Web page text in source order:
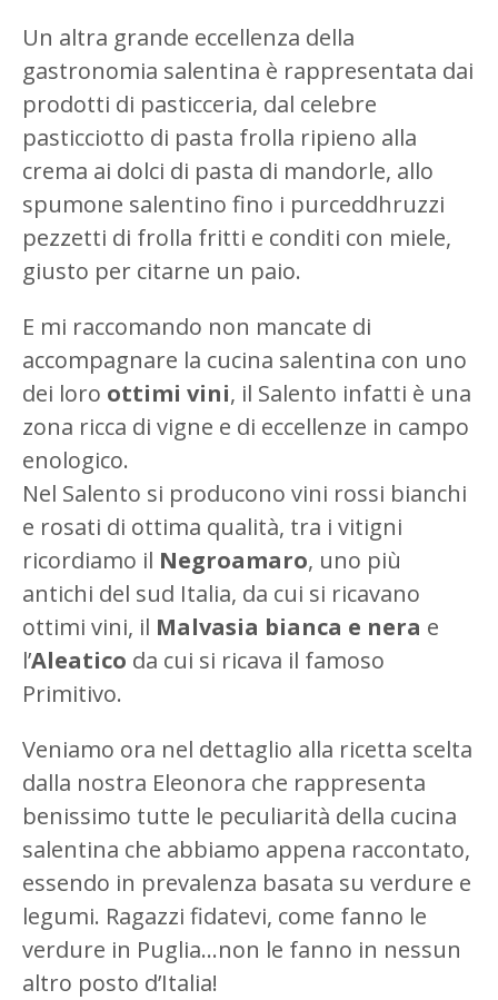
Un altra grande eccellenza della
gastronomia salentina è rappresentata dai
prodotti di pasticceria, dal celebre
pasticciotto di pasta frolla ripieno alla
crema ai dolci di pasta di mandorle, allo
spumone salentino fino i purceddhruzzi
pezzetti di frolla fritti e conditi con miele,
giusto per citarne un paio.
E mi raccomando non mancate di
accompagnare la cucina salentina con uno
dei loro ottimi vini, il Salento infatti è una
zona ricca di vigne e di eccellenze in campo
enologico.
Nel Salento si producono vini rossi bianchi
e rosati di ottima qualità, tra i vitigni
ricordiamo il Negroamaro, uno più
antichi del sud Italia, da cui si ricavano
ottimi vini, il Malvasia bianca e nera e
l’Aleatico da cui si ricava il famoso
Primitivo.
Veniamo ora nel dettaglio alla ricetta scelta
dalla nostra Eleonora che rappresenta
benissimo tutte le peculiarità della cucina
salentina che abbiamo appena raccontato,
essendo in prevalenza basata su verdure e
legumi. Ragazzi fidatevi, come fanno le
verdure in Puglia…non le fanno in nessun
altro posto d’Italia!